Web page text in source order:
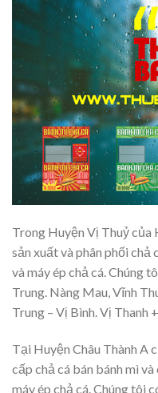
Trong Huyện Vị Thuỷ của
sản xuất và phân phối chả
và máy ép chả cá. Chúng
Trung. Nàng Mau, Vĩnh
Trung – Vị Bình. Vị Thanh
Tại Huyện Châu Thành A
cấp chả cá bán bánh mì
máy ép chả cá. Chúng tôi